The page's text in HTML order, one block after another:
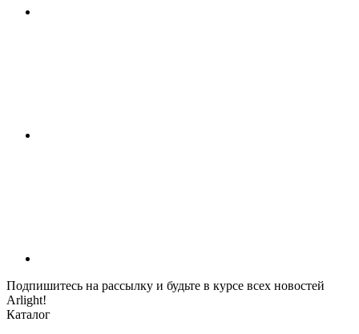
Подпишитесь на рассылку и будьте в курсе всех новостей
Arlight!
Каталог